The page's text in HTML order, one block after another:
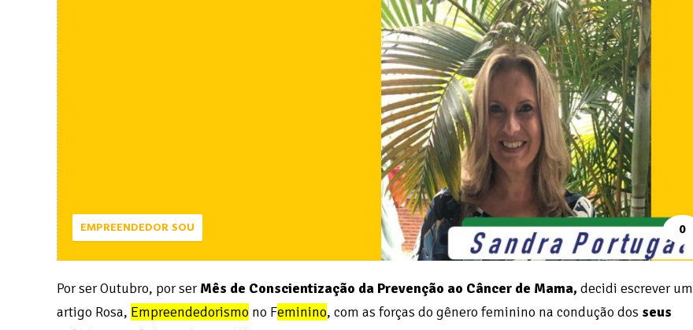
EMPREENDEDOR SOU 0
Por ser Outubro, por serMês de Conscientização da Prevenção ao Câncer de Mama, decidi escrever um
artigo Rosa, Empreendedorismo no Feminino, com as forças do gênero feminino na condução dos seus